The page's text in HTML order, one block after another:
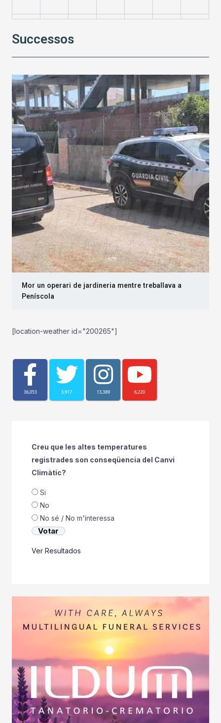
24 25 26 27 28 29 30
Successos
Mor un operari de jardineria mentre treballava a
Peníscola
[location-weather id="200265"]
36,053 3,917 13,389 6,220
Creu que les altes temperatures
registrades son conseqüencia del Canvi
Climàtic?
Si
No
No sé / No m'ìnteressa
Ver Resultados